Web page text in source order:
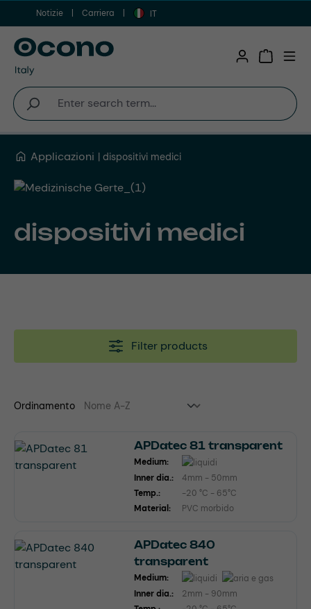
Vai al contenuto principale
Notizie Carriera IT
Applicazioni dispositivi medici
dispositivi medici
Filter products
Ordinamento
APDatec 81 transparent
Medium:
Inner dia.:
4mm - 50mm
Temp.:
-20 °C - 65°C
Material:
PVC morbido
APDatec 840
transparent
Medium:
Inner dia.:
2mm - 90mm